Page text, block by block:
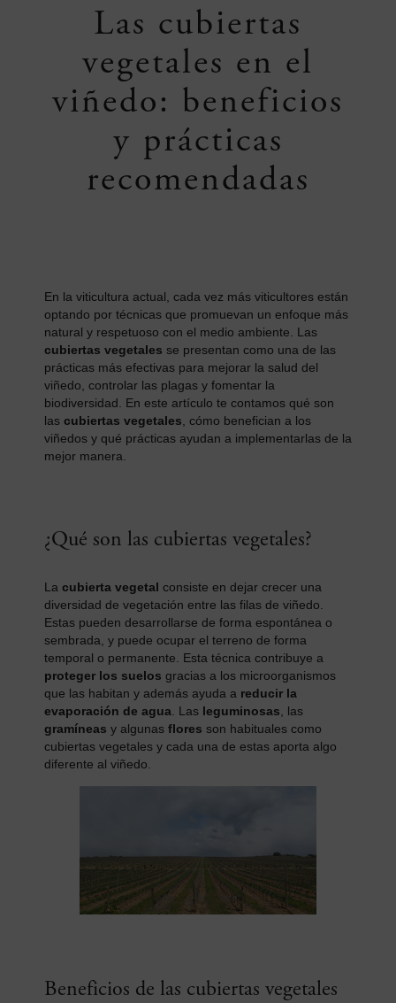
Las cubiertas
vegetales en el
viñedo: beneficios
y prácticas
recomendadas
En la viticultura actual, cada vez más viticultores están
optando por técnicas que promuevan un enfoque más
natural y respetuoso con el medio ambiente. Las
cubiertas vegetales se presentan como una de las
prácticas más efectivas para mejorar la salud del
viñedo, controlar las plagas y fomentar la
biodiversidad. En este artículo te contamos qué son
las cubiertas vegetales, cómo benefician a los
viñedos y qué prácticas ayudan a implementarlas de la
mejor manera.
¿Qué son las cubiertas vegetales?
La cubierta vegetal consiste en dejar crecer una
diversidad de vegetación entre las filas de viñedo.
Estas pueden desarrollarse de forma espontánea o
sembrada, y puede ocupar el terreno de forma
temporal o permanente. Esta técnica contribuye a
proteger los suelos gracias a los microorganismos
que las habitan y además ayuda a reducir la
evaporación de agua. Las leguminosas, las
gramíneas y algunas flores son habituales como
cubiertas vegetales y cada una de estas aporta algo
diferente al viñedo.
Beneficios de las cubiertas vegetales